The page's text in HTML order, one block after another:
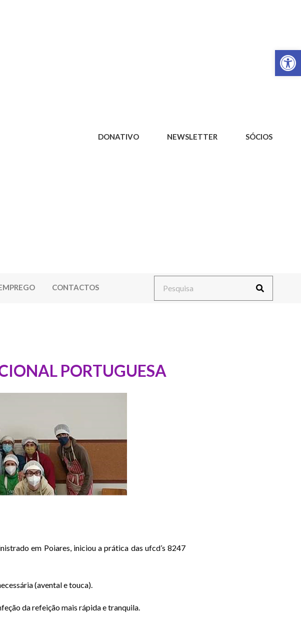
DONATIVO NEWSLETTER SÓCIOS
CONTACTOS
PORTUGUESA
em Poiares, iniciou a prática das ufcd’s 8247
(avental e touca).
da refeição mais rápida e tranquila.